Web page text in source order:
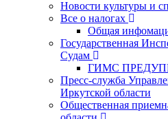
Новости культуры и
Все о налогах
Общая
Государственная
Судам
ГИМС
Пресс-служба
Иркутской области
Общественная